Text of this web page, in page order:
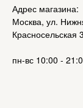
Адрес магазина:
Москва, ул.
Красносельская
пн-вс 10:00 -